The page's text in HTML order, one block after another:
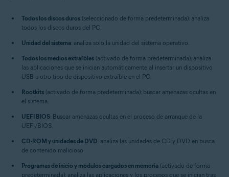
Todos los discos duros (seleccionado de forma predeterminada): analiza
todos los discos duros del PC.
Unidad del sistema: analiza solo la unidad del sistema operativo.
Todos los medios extraíbles (activado de forma predeterminada): analiza
las aplicaciones que se inician automáticamente al insertar un dispositivo
USB u otro tipo de dispositivo extraíble en el PC.
Rootkits (activado de forma predeterminada): buscar amenazas ocultas en
el sistema.
UEFI BIOS: Buscar amenazas ocultas en el proceso de arranque de la
UEFI/BIOS.
CD-ROM y unidades de DVD: analiza las unidades de CD y DVD en busca
de contenido malicioso.
Programas de inicio y módulos cargados en memoria (activado de forma
predeterminada): analiza las aplicaciones y los procesos que se inician tras